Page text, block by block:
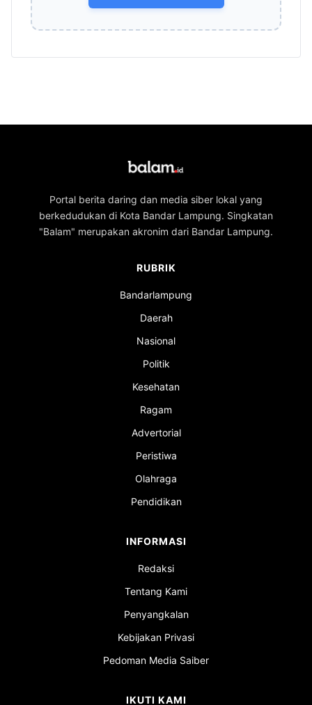
Portal berita daring dan media siber lokal yang
berkedudukan di Kota Bandar Lampung. Singkatan
"Balam" merupakan akronim dari Bandar Lampung.
RUBRIK
Bandarlampung
Daerah
Nasional
Politik
Kesehatan
Ragam
Advertorial
Peristiwa
Olahraga
Pendidikan
INFORMASI
Redaksi
Tentang Kami
Penyangkalan
Kebijakan Privasi
Pedoman Media Saiber
IKUTI KAMI